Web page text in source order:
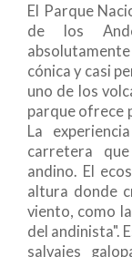
El Parque
de los
cónica y casi
uno de los
parque ofrece
La
carretera
andino. El
altura donde
viento, como
del andinista".
salvajes